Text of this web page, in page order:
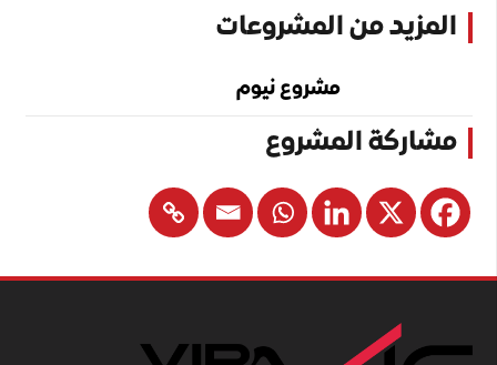
المزيد من المشروعات
مشروع نيوم
مشاركة المشروع